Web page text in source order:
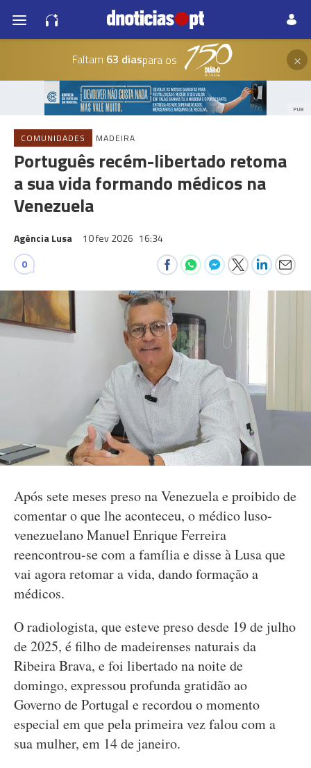
Faltam 63 diaspara os ×
PUB
COMUNIDADES MADEIRA
Português recém-libertado retoma
a sua vida formando médicos na
Venezuela
Agência Lusa 10 fev 2026 16:34
0
Após sete meses preso na Venezuela e proibido de
comentar o que lhe aconteceu, o médico luso-
venezuelano Manuel Enrique Ferreira
reencontrou-se com a família e disse à Lusa que
vai agora retomar a vida, dando formação a
médicos.
O radiologista, que esteve preso desde 19 de julho
de 2025, é filho de madeirenses naturais da
Ribeira Brava, e foi libertado na noite de
domingo, expressou profunda gratidão ao
Governo de Portugal e recordou o momento
especial em que pela primeira vez falou com a
sua mulher, em 14 de janeiro.